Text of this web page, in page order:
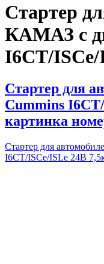
Стартер
КАМАЗ с
I6CT/
Стартер для
Cummins
картинка
Стартер для
I6CT/ISCe/ISLe 24В